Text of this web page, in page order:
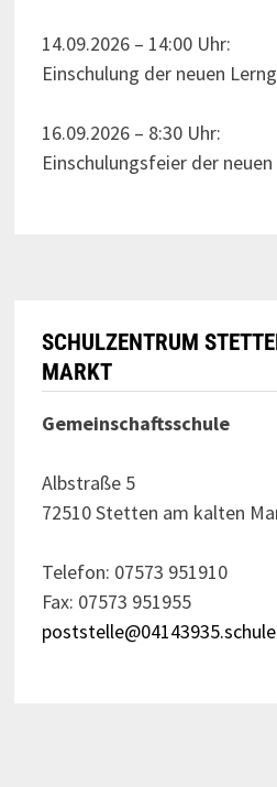
14.09.2026 – 14:00 Uhr:
Einschulung der neuen
16.09.2026 – 8:30 Uhr:
Einschulungsfeier der
SCHULZENTRUM
MARKT
Gemeinschaftsschule
Albstraße 5
72510 Stetten am kalten
Telefon: 07573 951910
Fax: 07573 951955